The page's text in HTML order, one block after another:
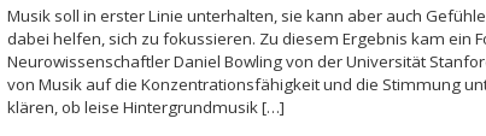
Musik soll in erster Linie unterhalten, sie kann aber auch
dabei helfen, sich zu fokussieren. Zu diesem Ergebnis kam ein
Neurowissenschaftler Daniel Bowling von der Universität
von Musik auf die Konzentrationsfähigkeit und die Stimmung
klären, ob leise Hintergrundmusik […]